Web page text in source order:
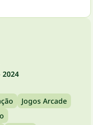
2024
Jogos Arcade